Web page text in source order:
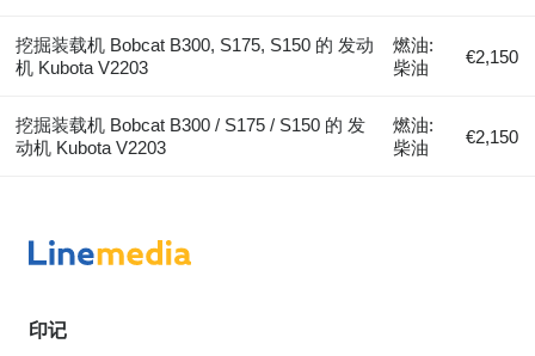
挖掘装载机 Bobcat B300, S175, S150 的 发动
机 Kubota V2203
燃油:
柴油
€2,150
挖掘装载机 Bobcat B300 / S175 / S150 的 发
动机 Kubota V2203
燃油:
柴油
€2,150
印记